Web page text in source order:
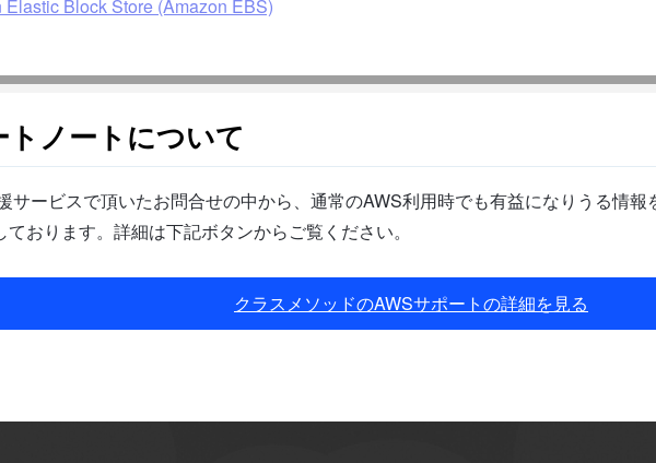
Block Store (Amazon EBS)
ノートについて
サービスで頂いたお問合せの中から、通常のAWS利用時でも有益になりうる情
おります。詳細は下記ボタンからご覧ください。
クラスメソッドのAWSサポートの詳細を見る